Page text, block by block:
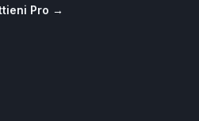
Pro →